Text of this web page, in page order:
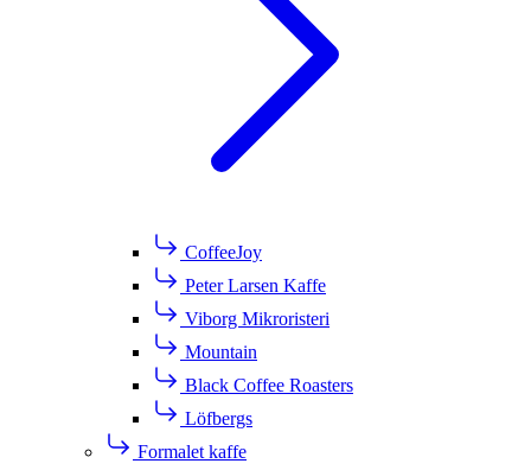
CoffeeJoy
Peter Larsen Kaffe
Viborg Mikroristeri
Mountain
Black Coffee Roasters
Löfbergs
Formalet kaffe